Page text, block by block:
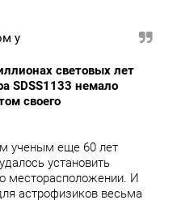
у
световых лет
SDSS1133 немало
своего
ученым еще 60 лет
установить
месторасположении. И
астрофизиков весьма